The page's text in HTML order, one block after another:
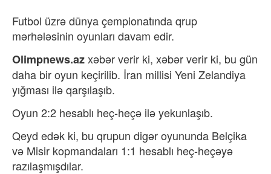
Futbol üzrə dünya çempionatında qrup
mərhələsinin oyunları davam edir.
Olimpnews.azxəbər verir ki, xəbər verir ki, bu gün
daha bir oyun keçirilib. İran millisi Yeni Zelandiya
yığması ilə qarşılaşıb.
Oyun 2:2 hesablı heç-heçə ilə yekunlaşıb.
Qeyd edək ki, bu qrupun digər oyununda Belçika
və Misir kopmandaları 1:1 hesablı heç-heçəyə
razılaşmışdılar.